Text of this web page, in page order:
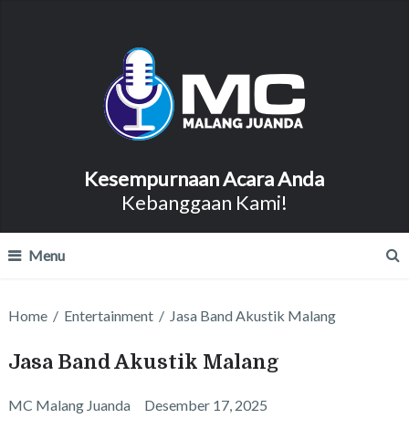
Kesempurnaan Acara Anda
Kebanggaan Kami!
Menu
Home / Entertainment / Jasa Band Akustik Malang
Jasa Band Akustik Malang
MC Malang Juanda Desember 17, 2025